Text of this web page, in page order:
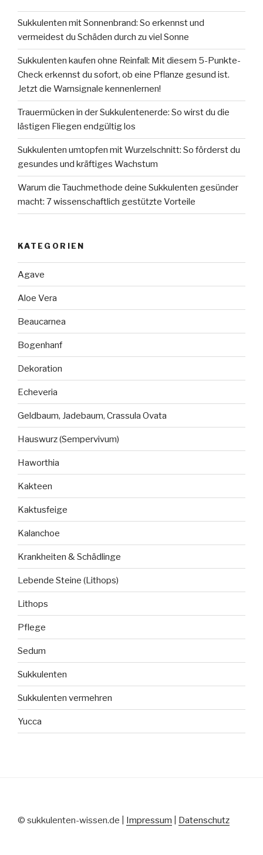
Sukkulenten mit Sonnenbrand: So erkennst und
vermeidest du Schäden durch zu viel Sonne
Sukkulenten kaufen ohne Reinfall: Mit diesem 5-Punkte-
Check erkennst du sofort, ob eine Pflanze gesund ist.
Jetzt die Warnsignale kennenlernen!
Trauermücken in der Sukkulentenerde: So wirst du die
lästigen Fliegen endgültig los
Sukkulenten umtopfen mit Wurzelschnitt: So förderst du
gesundes und kräftiges Wachstum
Warum die Tauchmethode deine Sukkulenten gesünder
macht: 7 wissenschaftlich gestützte Vorteile
KATEGORIEN
Agave
Aloe Vera
Beaucarnea
Bogenhanf
Dekoration
Echeveria
Geldbaum, Jadebaum, Crassula Ovata
Hauswurz (Sempervivum)
Haworthia
Kakteen
Kaktusfeige
Kalanchoe
Krankheiten & Schädlinge
Lebende Steine (Lithops)
Lithops
Pflege
Sedum
Sukkulenten
Sukkulenten vermehren
Yucca
© sukkulenten-wissen.de | Impressum Datenschutz